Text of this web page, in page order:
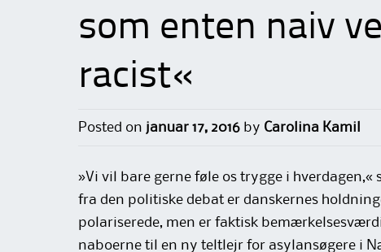
som enten naiv
racist«
Posted on januar 17, 2016 by Carolina Kamil
»Vi vil bare gerne føle os trygge i
fra den politiske debat er danskernes
polariserede, men er faktisk
naboerne til en ny teltlejr for asylansøgere i